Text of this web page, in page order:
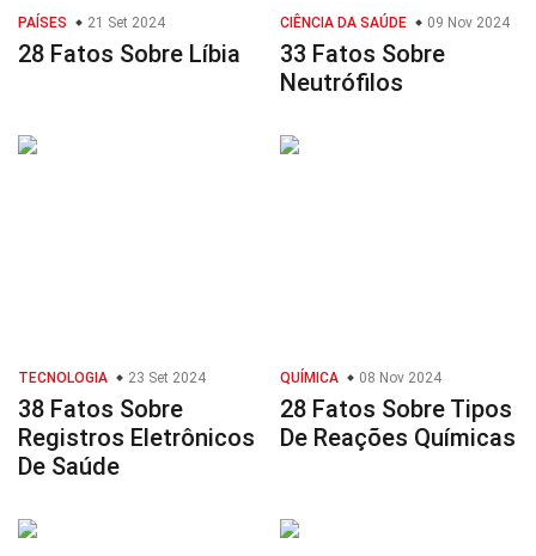
PAÍSES 21 Set 2024
28 Fatos Sobre Líbia
CIÊNCIA DA SAÚDE 09 Nov 2024
33 Fatos Sobre
Neutrófilos
TECNOLOGIA 23 Set 2024
38 Fatos Sobre
Registros Eletrônicos
De Saúde
QUÍMICA 08 Nov 2024
28 Fatos Sobre Tipos
De Reações Químicas